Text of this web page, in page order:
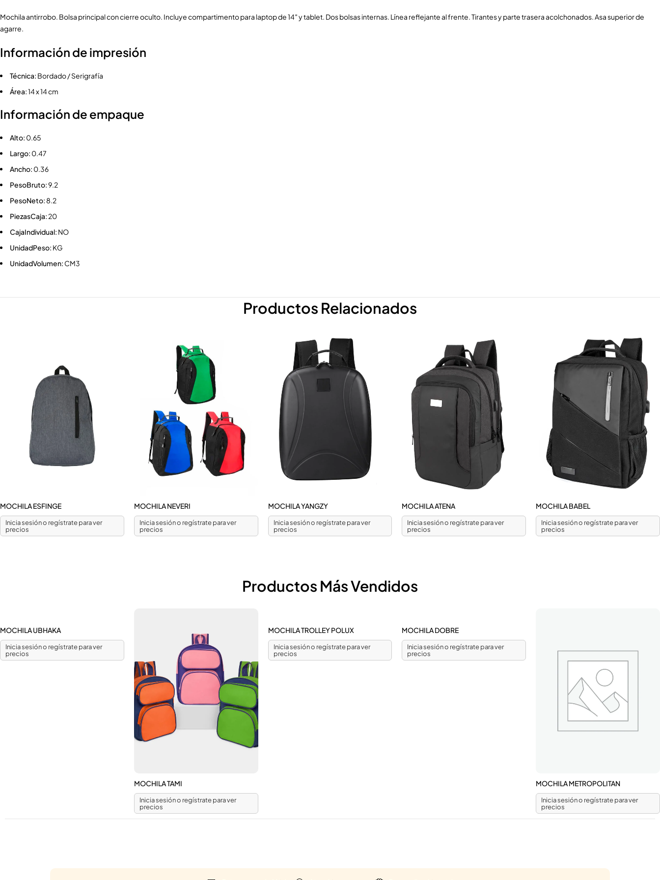
Mochila antirrobo. Bolsa principal con cierre oculto. Incluye compartimento para laptop de 14″ y tablet. Dos bolsas internas. Línea reflejante al frente. Tirantes y parte trasera acolchonados. Asa superior de
agarre.
Información de impresión
Técnica: Bordado / Serigrafía
Área:14 x 14 cm
Información de empaque
Alto: 0.65
Largo: 0.47
Ancho: 0.36
PesoBruto:9.2
PesoNeto: 8.2
PiezasCaja: 20
CajaIndividual: NO
UnidadPeso: KG
UnidadVolumen: CM3
Productos Relacionados
MOCHILA ESFINGE
Inicia sesión o regístrate para ver
precios
MOCHILA NEVERI
Inicia sesión o regístrate para ver
precios
MOCHILA YANGZY
Inicia sesión o regístrate para ver
precios
MOCHILA ATENA
Inicia sesión o regístrate para ver
precios
MOCHILA BABEL
Inicia sesión o regístrate para ver
precios
Productos Más Vendidos
MOCHILA UBHAKA
Inicia sesión o regístrate para ver
precios
MOCHILA TAMI
Inicia sesión o regístrate para ver
precios
MOCHILA TROLLEY POLUX
Inicia sesión o regístrate para ver
precios
MOCHILA DOBRE
Inicia sesión o regístrate para ver
precios
MOCHILA METROPOLITAN
Inicia sesión o regístrate para ver
precios